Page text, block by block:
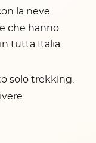
la neve.
che hanno
tutta Italia.
solo trekking.